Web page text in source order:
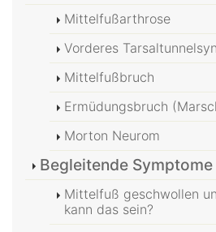
Mittelfußarthrose
Vorderes
Mittelfußbruch
Ermüdungsbruch
Morton Neurom
Begleitende Symptome
Mittelfuß geschwollen
kann das sein?